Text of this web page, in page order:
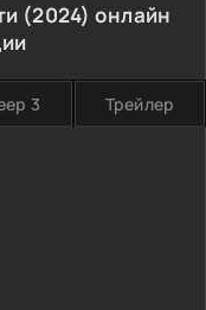
(2024) онлайн
3 Трейлер